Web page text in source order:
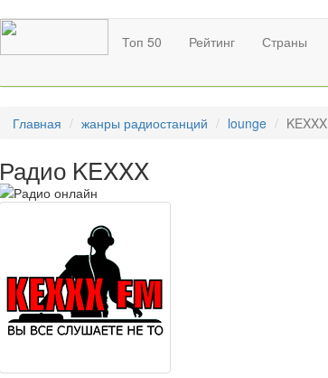
Топ 50 Рейтинг Страны
Главная жанры радиостанций lounge KEXXX
Радио KEXXX